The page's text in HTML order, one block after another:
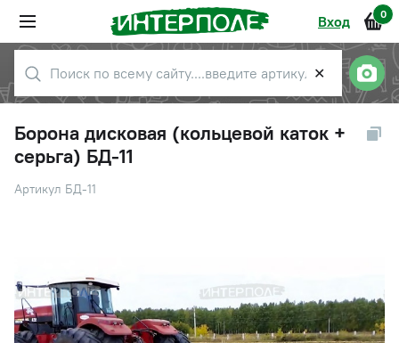
Вход 0
✕
Борона дисковая (кольцевой каток +
серьга) БД-11
Артикул БД-11